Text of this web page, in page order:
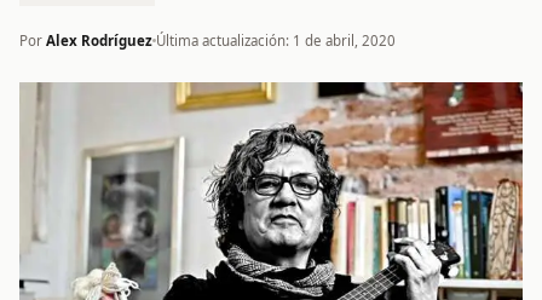
Por Alex Rodríguez Última actualización: 1 de abril, 2020